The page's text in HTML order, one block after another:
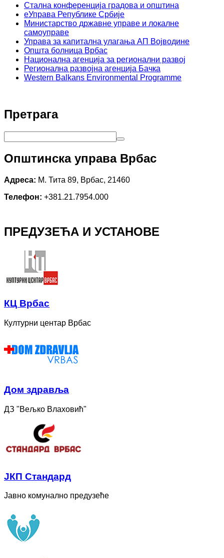
Стална конференција градова и општина
еУправа Републике Србије
Министарство државне управе и локалне
самоуправе
Управа за капитална улагања АП Војводине
Општа болница Врбас
Национална агенција за регионални развој
Регионална развојна агенција Бачка
Western Balkans Environmental Programme
Претрага
Општинска управа Врбас
Адреса: М. Тита 89, Врбас, 21460
Телефон: +381.21.7954.000
ПРЕДУЗЕЋА И УСТАНОВЕ
КЦ Врбас
Културни центар Врбас
Дом здравља
ДЗ "Вељко Влаховић"
ЈКП Стандард
Јавно комунално предузеће